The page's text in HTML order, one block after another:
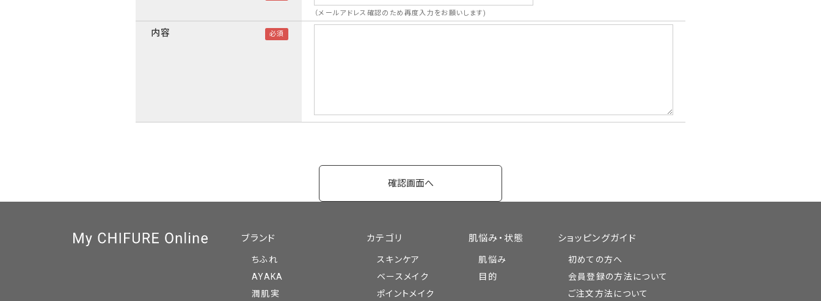
（メールアドレス確認のため再度入力をお願いします)
内容
ブランド
ちふれ
AYAKA
潤肌実
カテゴリ
スキンケア
ベースメイク
ポイントメイク
肌悩み・状態
肌悩み
目的
ショッピングガイド
初めての方へ
会員登録の方法について
ご注文方法について